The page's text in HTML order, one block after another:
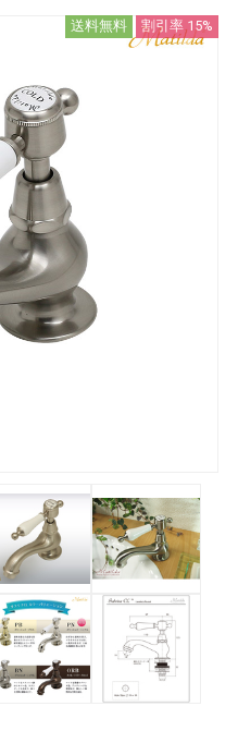
送料無料 割引率 15%